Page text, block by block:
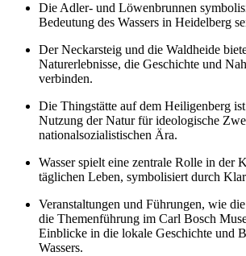
Die Adler- und Löwenbrunnen
Bedeutung des Wassers in Heidelberg
Der Neckarsteig und die Waldheide
Naturerlebnisse, die Geschichte und
verbinden.
Die Thingstätte auf dem Heiligenberg
Nutzung der Natur für ideologische
nationalsozialistischen Ära.
Wasser spielt eine zentrale Rolle in der
täglichen Leben, symbolisiert durch
Veranstaltungen und Führungen, wie
die Themenführung im Carl Bosch
Einblicke in die lokale Geschichte und
Wassers.